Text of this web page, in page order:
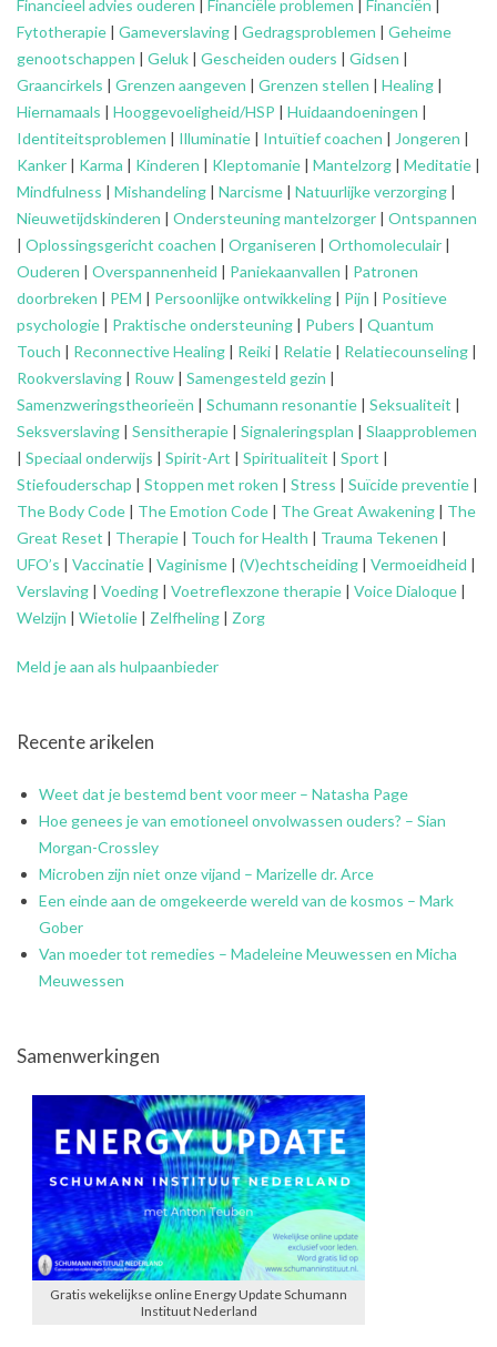
Financieel advies ouderen Financiële problemen Financiën
Fytotherapie | Gameverslaving | Gedragsproblemen | Geheime
genootschappen | Geluk | Gescheiden ouders | Gidsen |
Graancirkels | Grenzen aangeven | Grenzen stellen | Healing |
Hiernamaals | Hooggevoeligheid/HSP | Huidaandoeningen |
Identiteitsproblemen | Illuminatie | Intuïtief coachen | Jongeren |
Kanker | Karma | Kinderen | Kleptomanie | Mantelzorg | Meditatie |
Mindfulness | Mishandeling | Narcisme | Natuurlijke verzorging |
Nieuwetijdskinderen | Ondersteuningmantelzorger | Ontspannen
| Oplossingsgericht coachen | Organiseren | Orthomoleculair |
Ouderen | Overspannenheid | Paniekaanvallen | Patronen
doorbreken | PEM | Persoonlijke ontwikkeling | Pijn | Positieve
psychologie | Praktische ondersteuning | Pubers | Quantum
Touch | Reconnective Healing | Reiki | Relatie | Relatiecounseling |
Rookverslaving | Rouw | Samengesteld gezin |
Samenzweringstheorieën | Schumann resonantie | Seksualiteit |
Seksverslaving | Sensitherapie | Signaleringsplan | Slaapproblemen
| Speciaal onderwijs | Spirit-Art | Spiritualiteit | Sport |
Stiefouderschap | Stoppen met roken | Stress | Suïcide preventie |
The Body Code | The Emotion Code | The Great Awakening | The
Great Reset | Therapie | Touch for Health | Trauma Tekenen |
UFO’s | Vaccinatie | Vaginisme | (V)echtscheiding | Vermoeidheid |
Verslaving | Voeding | Voetreflexzone therapie | Voice Dialoque |
Welzijn | Wietolie | Zelfheling | Zorg
Meld je aan als hulpaanbieder
Recente arikelen
Weet dat je bestemd bent voor meer – Natasha Page
Hoe genees je van emotioneel onvolwassen ouders? – Sian
Morgan-Crossley
Microben zijn niet onze vijand – Marizelle dr. Arce
Een einde aan de omgekeerde wereld van de kosmos – Mark
Gober
Van moeder tot remedies – Madeleine Meuwessen en Micha
Meuwessen
Samenwerkingen
Gratis wekelijkse online Energy Update Schumann
Instituut Nederland